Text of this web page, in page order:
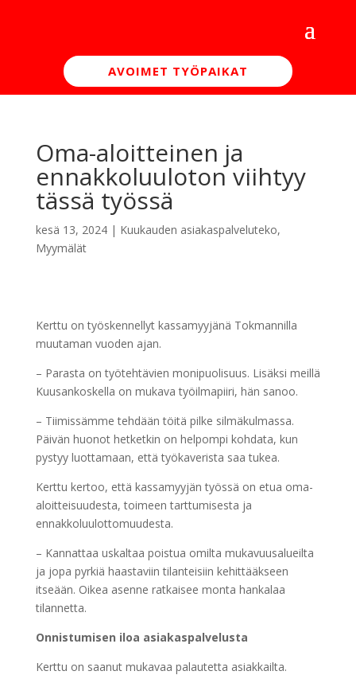
AVOIMET TYÖPAIKAT
Oma-aloitteinen ja
ennakkoluuloton viihtyy
tässä työssä
kesä 13, 2024| Kuukauden asiakaspalveluteko,
Myymälät
Kerttu on työskennellyt kassamyyjänä Tokmannilla
muutaman vuoden ajan.
– Parasta on työtehtävien monipuolisuus. Lisäksi meillä
Kuusankoskella on mukava työilmapiiri, hän sanoo.
– Tiimissämme tehdään töitä pilke silmäkulmassa.
Päivän huonot hetketkin on helpompi kohdata, kun
pystyy luottamaan, että työkaverista saa tukea.
Kerttu kertoo, että kassamyyjän työssä on etua oma-
aloitteisuudesta, toimeen tarttumisesta ja
ennakkoluulottomuudesta.
– Kannattaa uskaltaa poistua omilta mukavuusalueilta
ja jopa pyrkiä haastaviin tilanteisiin kehittääkseen
itseään. Oikea asenne ratkaisee monta hankalaa
tilannetta.
Onnistumisen iloa asiakaspalvelusta
Kerttu on saanut mukavaa palautetta asiakkailta.